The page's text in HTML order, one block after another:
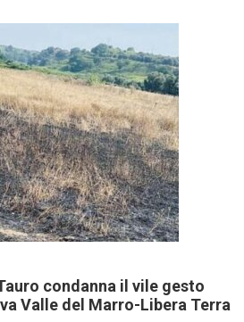
condanna il vile gesto
Valle del Marro-Libera Terra